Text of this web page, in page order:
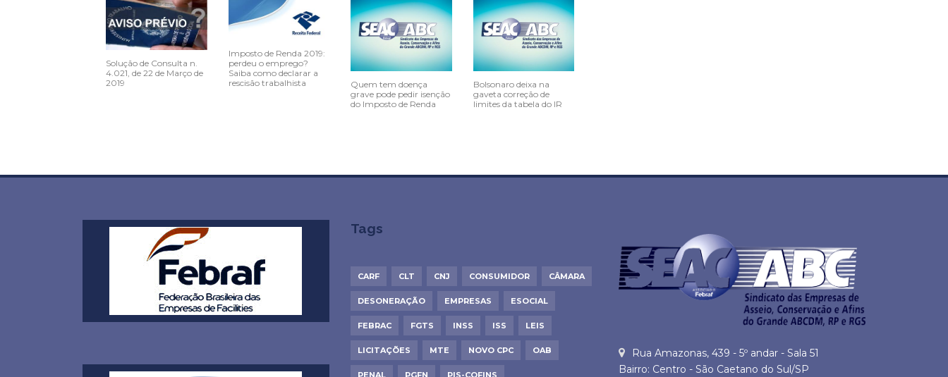
Solução de Consulta n.
4.021, de 22 de Março de
2019
Imposto de Renda 2019:
perdeu o emprego?
Saiba como declarar a
rescisão trabalhista
Quem tem doença
grave pode pedir isenção
do Imposto de Renda
Bolsonaro deixa na
gaveta correção de
limites da tabela do IR
Tags
CARF CLT CNJ CONSUMIDOR CÂMARA
DESONERAÇÃO EMPRESAS ESOCIAL
FEBRAC FGTS INSS ISS LEIS
LICITAÇÕES MTE NOVO CPC OAB
PENAL PGFN PIS-COFINS
Rua Amazonas, 439 - 5º andar - Sala 51
Bairro: Centro - São Caetano do Sul/SP